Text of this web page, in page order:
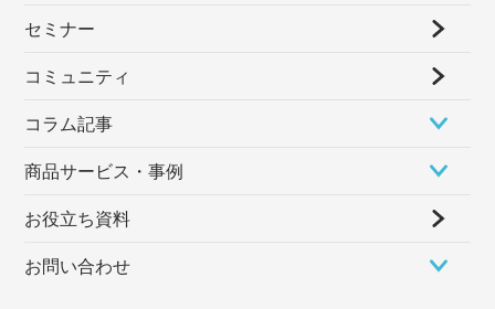
セミナー
コミュニティ
コラム記事
商品サービス・事例
お役立ち資料
お問い合わせ